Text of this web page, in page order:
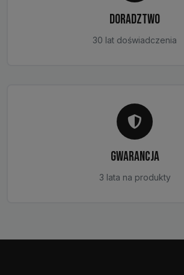
DORADZTWO
30 lat doświadczenia
GWARANCJA
3 lata na produkty